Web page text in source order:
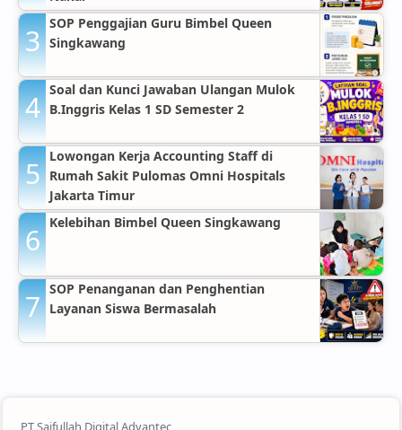
SOP Penggajian Guru Bimbel Queen
Singkawang
Soal dan Kunci Jawaban Ulangan Mulok
B.Inggris Kelas 1 SD Semester 2
Lowongan Kerja Accounting Staff di
Rumah Sakit Pulomas Omni Hospitals
Jakarta Timur
Kelebihan Bimbel Queen Singkawang
SOP Penanganan dan Penghentian
Layanan Siswa Bermasalah